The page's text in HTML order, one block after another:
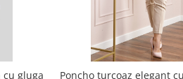
cu gluga Poncho turcoaz elegant